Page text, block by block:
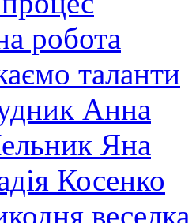
робота
таланти
Анна
Яна
Косенко
веселка